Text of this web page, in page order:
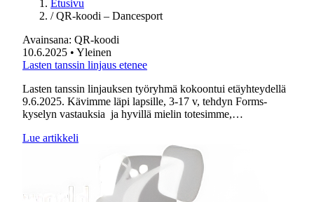
Etusivu
/ QR-koodi – Dancesport
Avainsana: QR-koodi
10.6.2025 • Yleinen
Lasten tanssin linjaus etenee
Lasten tanssin linjauksen työryhmä kokoontui etäyhteydellä
9.6.2025. Kävimme läpi lapsille, 3-17 v, tehdyn Forms-
kyselyn vastauksia ja hyvillä mielin totesimme,…
Lue artikkeli